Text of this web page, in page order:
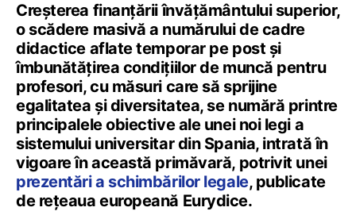
Creșterea finanțării învățământului superior,
o scădere masivă a numărului de cadre
didactice aflate temporar pe post și
îmbunătățirea condițiilor de muncă pentru
profesori, cu măsuri care să sprijine
egalitatea și diversitatea, se numără printre
principalele obiective ale unei noi legi a
sistemului universitar din Spania, intrată în
vigoare în această primăvară, potrivit unei
prezentări a schimbărilor legale, publicate
de rețeaua europeană Eurydice.